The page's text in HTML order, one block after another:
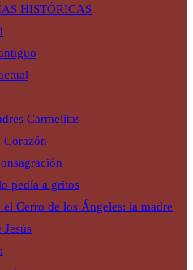
HISTÓRICAS
Carmelitas
Corazón
pedía a gritos
el Cerro de los Ángeles: la madre